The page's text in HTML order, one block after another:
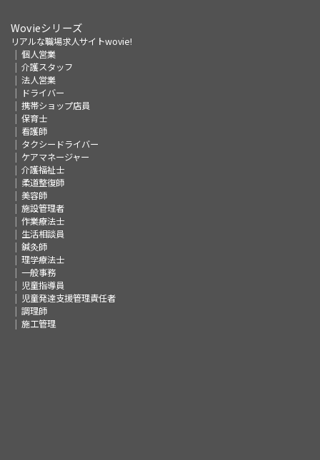
Wovieシリーズ
リアルな職場求人サイトwovie!
個人営業
介護スタッフ
法人営業
ドライバー
携帯ショップ店員
保育士
看護師
タクシードライバー
ケアマネージャー
介護福祉士
柔道整復師
美容師
施設管理者
作業療法士
生活相談員
鍼灸師
理学療法士
一般事務
児童指導員
児童発達支援管理責任者
調理師
施工管理